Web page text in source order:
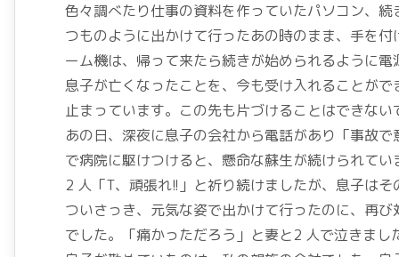
色々調べたり仕事の資料を作っていたパソコン、
つものように出かけて行ったあの時のまま、手を
ーム機は、帰って来たら続きが始められるように
息子が亡くなったことを、今も受け入れることが
止まっています。この先も片づけることはできない
あの日、深夜に息子の会社から電話があり「事故
で病院に駆けつけると、懸命な蘇生が続けられて
2 人「T、頑張れ!!」と祈り続けましたが、息子は
ついさっき、元気な姿で出かけて行ったのに、再
でした。「痛かっただろう」と妻と2 人で泣きま